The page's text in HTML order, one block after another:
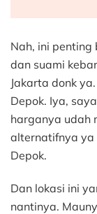
Nah, ini
dan suami
Jakarta donk
Depok. Iya,
harganya udah
alternatifnya ya
Depok.
Dan lokasi ini
nantinya.